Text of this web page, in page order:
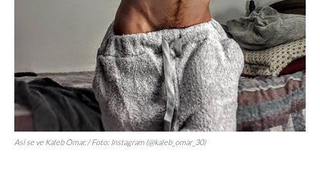
Así se ve Kaleb Omar. / Foto: Instagram (@kaleb_omar_30)